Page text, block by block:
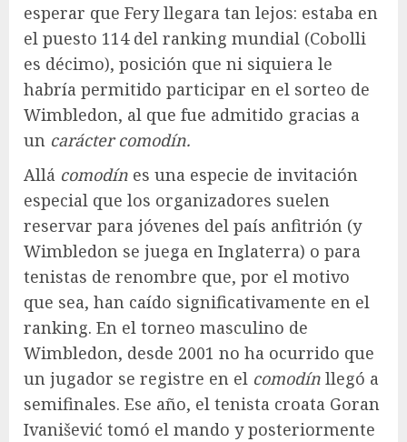
esperar que Fery llegara tan lejos: estaba en
el puesto 114 del ranking mundial (Cobolli
es décimo), posición que ni siquiera le
habría permitido participar en el sorteo de
Wimbledon, al que fue admitido gracias a
un carácter comodín.
Allá comodín es una especie de invitación
especial que los organizadores suelen
reservar para jóvenes del país anfitrión (y
Wimbledon se juega en Inglaterra) o para
tenistas de renombre que, por el motivo
que sea, han caído significativamente en el
ranking. En el torneo masculino de
Wimbledon, desde 2001 no ha ocurrido que
un jugador se registre en el comodín llegó a
semifinales. Ese año, el tenista croata Goran
Ivanišević tomó el mando y posteriormente